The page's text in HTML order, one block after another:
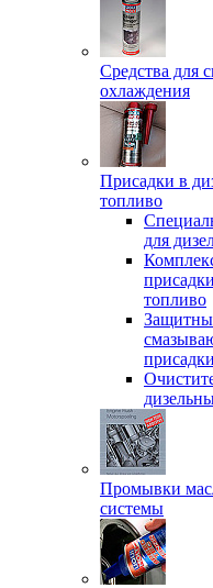
Средства для
охлаждения
Присадки в
топливо
для
топливо
присадки
Промывки
системы